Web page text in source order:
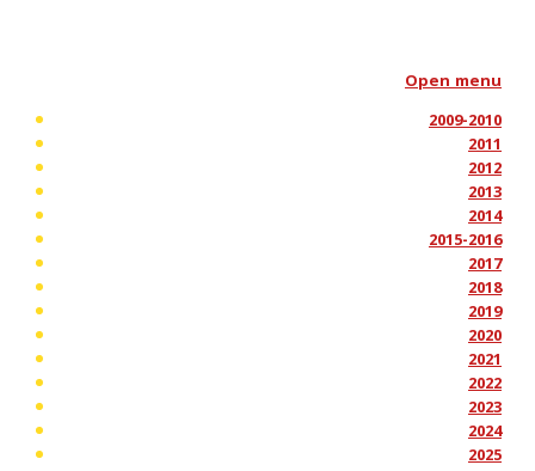
Open menu
2009-2010
2011
2012
2013
2014
2015-2016
2017
2018
2019
2020
2021
2022
2023
2024
2025